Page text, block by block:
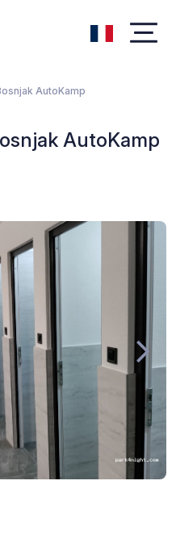
AutoKamp
AutoKamp